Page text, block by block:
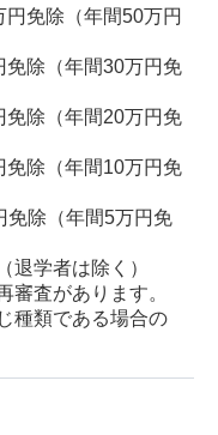
免除（年間50万円
除（年間30万円免
除（年間20万円免
除（年間10万円免
除（年間5万円免
学者は除く）
査があります。
種類である場合の